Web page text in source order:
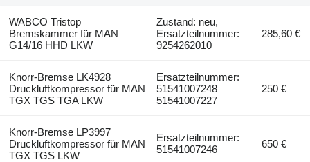
WABCO Tristop
Bremskammer für MAN
G14/16 HHD LKW
Zustand: neu,
Ersatzteilnummer:
9254262010
285,60 €
Knorr-Bremse LK4928
Druckluftkompressor für MAN
TGX TGS TGA LKW
Ersatzteilnummer:
51541007248
51541007227
250 €
Knorr-Bremse LP3997
Druckluftkompressor für MAN
TGX TGS LKW
Ersatzteilnummer:
51541007246
650 €